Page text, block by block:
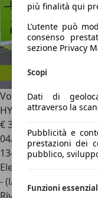
Volvo XC90
B5 AWD
HYBRID GARANZIA
€ 30.950
04/2021
134.488 km
Elettrica/Diesel
- (l/100 km)
più finalità qui
L’utente può
consenso
sezione Privacy
Scopi
Dati di
attraverso la
Pubblicità e
prestazioni dei
pubblico,
Funzioni